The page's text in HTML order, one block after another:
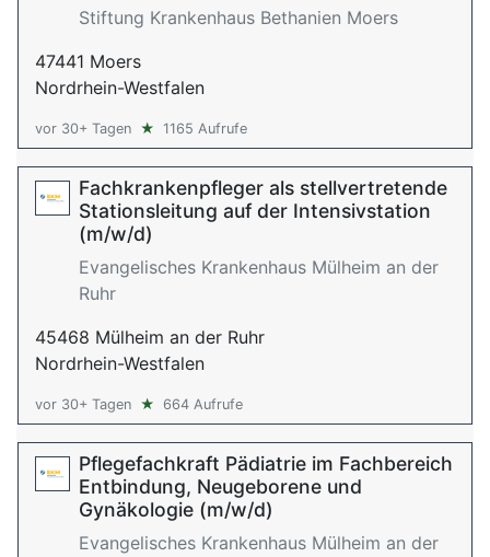
Stiftung Krankenhaus Bethanien Moers
47441 Moers
Nordrhein-Westfalen
vor 30+ Tagen ★ 1165 Aufrufe
Fachkrankenpfleger als stellvertretende
Stationsleitung auf der Intensivstation
(m/w/d)
Evangelisches Krankenhaus Mülheim an der
Ruhr
45468 Mülheim an der Ruhr
Nordrhein-Westfalen
vor 30+ Tagen ★ 664 Aufrufe
Pflegefachkraft Pädiatrie im Fachbereich
Entbindung, Neugeborene und
Gynäkologie (m/w/d)
Evangelisches Krankenhaus Mülheim an der